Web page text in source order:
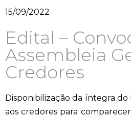
15/09/2022
Edital –
Assembleia
Credores
Disponibilização da íntegra
aos credores para